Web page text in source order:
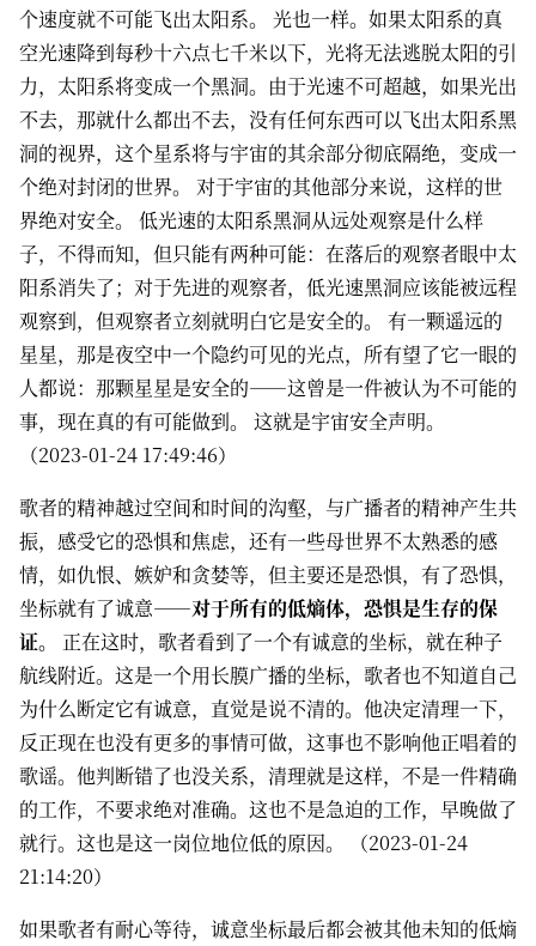
个速度就不可能飞出太阳系。 光也一样。如果太阳系的真
空光速降到每秒十六点七千米以下，光将无法逃脱太阳的引
力，太阳系将变成一个黑洞。由于光速不可超越，如果光出
不去，那就什么都出不去，没有任何东西可以飞出太阳系黑
洞的视界，这个星系将与宇宙的其余部分彻底隔绝，变成一
个绝对封闭的世界。 对于宇宙的其他部分来说，这样的世
界绝对安全。 低光速的太阳系黑洞从远处观察是什么样
子，不得而知，但只能有两种可能：在落后的观察者眼中太
阳系消失了；对于先进的观察者，低光速黑洞应该能被远程
观察到，但观察者立刻就明白它是安全的。 有一颗遥远的
星星，那是夜空中一个隐约可见的光点，所有望了它一眼的
人都说：那颗星星是安全的——这曾是一件被认为不可能的
事，现在真的有可能做到。 这就是宇宙安全声明。
（2023-01-24 17:49:46）
歌者的精神越过空间和时间的沟壑，与广播者的精神产生共
振，感受它的恐惧和焦虑，还有一些母世界不太熟悉的感
情，如仇恨、嫉妒和贪婪等，但主要还是恐惧，有了恐惧，
坐标就有了诚意——对于所有的低熵体，恐惧是生存的保
证。
正在这时，歌者看到了一个有诚意的坐标，就在种子
航线附近。这是一个用长膜广播的坐标，歌者也不知道自己
为什么断定它有诚意，直觉是说不清的。他决定清理一下，
反正现在也没有更多的事情可做，这事也不影响他正唱着的
歌谣。他判断错了也没关系，清理就是这样，不是一件精确
的工作，不要求绝对准确。这也不是急迫的工作，早晚做了
就行。这也是这一岗位地位低的原因。 （2023-01-24
21:14:20）
如果歌者有耐心等待，诚意坐标最后都会被其他未知的低熵